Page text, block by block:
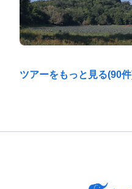
ツアーをもっと見る(90